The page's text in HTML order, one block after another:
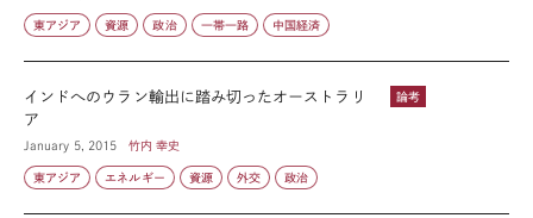
東アジア 資源 政治 一帯一路 中国経済
論考
インドへのウラン輸出に踏み切ったオーストラリ
ア
January 5, 2015 竹内 幸史
東アジア エネルギー 資源 外交 政治